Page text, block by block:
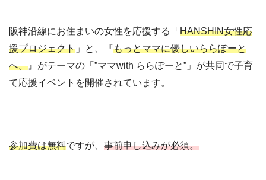
阪神沿線にお住まいの女性を応援する「 HANSHIN女性応
援プロジェクト 」と、『もっとママに優しいららぽーと
へ。 』がテーマの「”ママwith ららぽーと”」が共同で子育
て応援イベントを開催されています。
参加費は無料ですが、 事前申し込みが必須。